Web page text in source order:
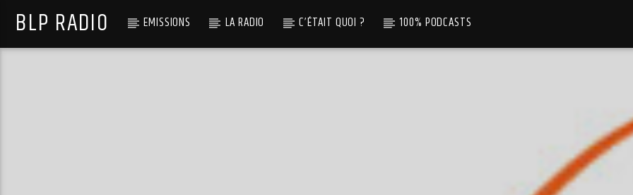
BLP RADIO EMISSIONS LA RADIO C’ÉTAIT QUOI ? 100% PODCASTS